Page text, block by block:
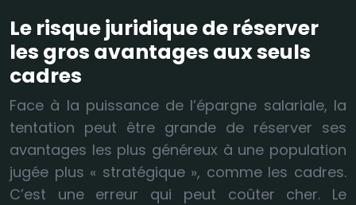
Le risque juridique de réserver
les gros avantages aux seuls
cadres
Face à la puissance de l’épargne salariale, la
tentation peut être grande de réserver ses
avantages les plus généreux à une population
jugée plus « stratégique », comme les cadres.
C’est une erreur qui peut coûter cher. Le